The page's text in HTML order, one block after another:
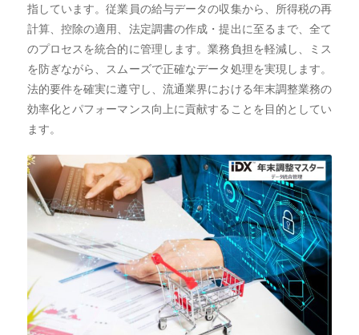
指しています。従業員の給与データの収集から、所得税の再
計算、控除の適用、法定調書の作成・提出に至るまで、全て
のプロセスを統合的に管理します。業務負担を軽減し、ミス
を防ぎながら、スムーズで正確なデータ処理を実現します。
法的要件を確実に遵守し、流通業界における年末調整業務の
効率化とパフォーマンス向上に貢献することを目的としてい
ます。